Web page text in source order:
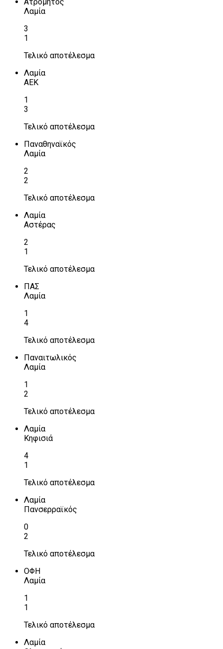
Λαμία
3
1
Τελικό αποτέλεσμα
Λαμία
ΑΕΚ
1
3
Τελικό αποτέλεσμα
Παναθηναϊκός
Λαμία
2
2
Τελικό αποτέλεσμα
Λαμία
Αστέρας
2
1
Τελικό αποτέλεσμα
ΠΑΣ
Λαμία
1
4
Τελικό αποτέλεσμα
Παναιτωλικός
Λαμία
1
2
Τελικό αποτέλεσμα
Λαμία
Κηφισιά
4
1
Τελικό αποτέλεσμα
Λαμία
Πανσερραϊκός
0
2
Τελικό αποτέλεσμα
ΟΦΗ
Λαμία
1
1
Τελικό αποτέλεσμα
Λαμία